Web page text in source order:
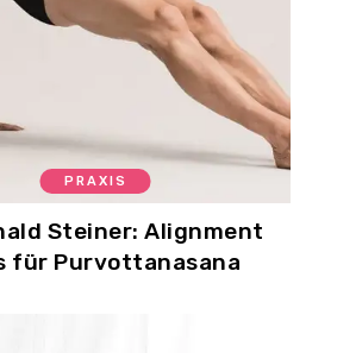
PRAXIS
Steiner: Alignment
für Purvottanasana